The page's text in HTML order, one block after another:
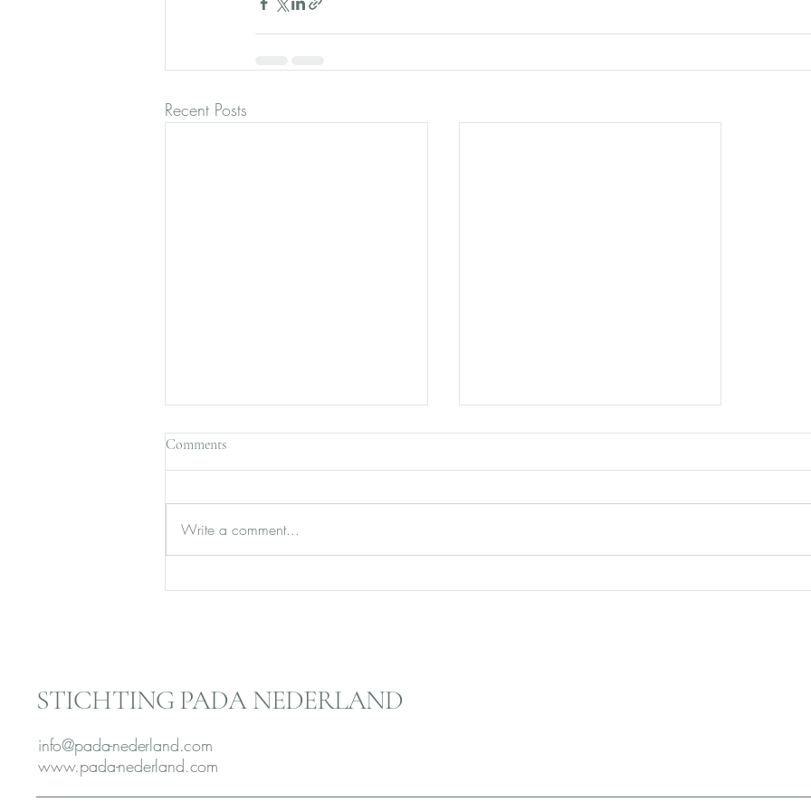
Recent Posts
Comments
Write a comment...
STICHTING PADA NEDERLAND
info@pada-nederland.com
www.pada-nederland.com